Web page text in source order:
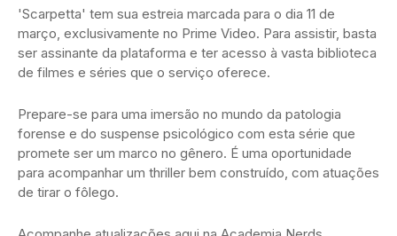
'Scarpetta' tem sua estreia marcada para o dia 11 de
março, exclusivamente no Prime Video. Para assistir, basta
ser assinante da plataforma e ter acesso à vasta biblioteca
de filmes e séries que o serviço oferece.
Prepare-se para uma imersão no mundo da patologia
forense e do suspense psicológico com esta série que
promete ser um marco no gênero. É uma oportunidade
para acompanhar um thriller bem construído, com atuações
de tirar o fôlego.